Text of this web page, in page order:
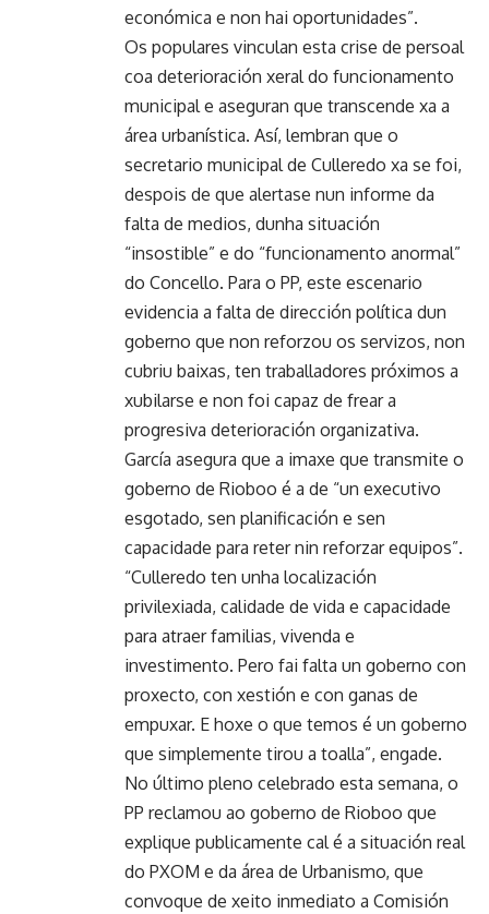
económica e non hai oportunidades”.
Os populares vinculan esta crise de persoal
coa deterioración xeral do funcionamento
municipal e aseguran que transcende xa a
área urbanística. Así, lembran que o
secretario municipal de Culleredo xa se foi,
despois de que alertase nun informe da
falta de medios, dunha situación
“insostible” e do “funcionamento anormal”
do Concello. Para o PP, este escenario
evidencia a falta de dirección política dun
goberno que non reforzou os servizos, non
cubriu baixas, ten traballadores próximos a
xubilarse e non foi capaz de frear a
progresiva deterioración organizativa.
García asegura que a imaxe que transmite o
goberno de Rioboo é a de “un executivo
esgotado, sen planificación e sen
capacidade para reter nin reforzar equipos”.
“Culleredo ten unha localización
privilexiada, calidade de vida e capacidade
para atraer familias, vivenda e
investimento. Pero fai falta un goberno con
proxecto, con xestión e con ganas de
empuxar. E hoxe o que temos é un goberno
que simplemente tirou a toalla”, engade.
No último pleno celebrado esta semana, o
PP reclamou ao goberno de Rioboo que
explique publicamente cal é a situación real
do PXOM e da área de Urbanismo, que
convoque de xeito inmediato a Comisión